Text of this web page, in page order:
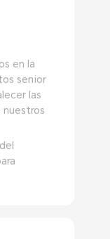
en la
senior
las
nuestros